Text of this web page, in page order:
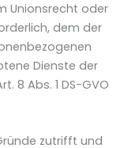
Unionsrecht oder
dem der
Dienste der
8 Abs. 1 DS-GVO
zutrifft und